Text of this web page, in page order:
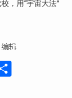
，用“宇宙大法”
辑
分